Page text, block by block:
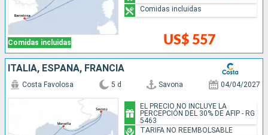
Comidas incluidas US$ 557
Comidas incluidas
ITALIA, ESPAÑA, FRANCIA
Costa Favolosa 5 d Savona 04/04/2027
EL PRECIO NO INCLUYE LA
PERCEPCIÓN DEL 30% DE AFIP - RG
5463
TARIFA NO REEMBOLSABLE